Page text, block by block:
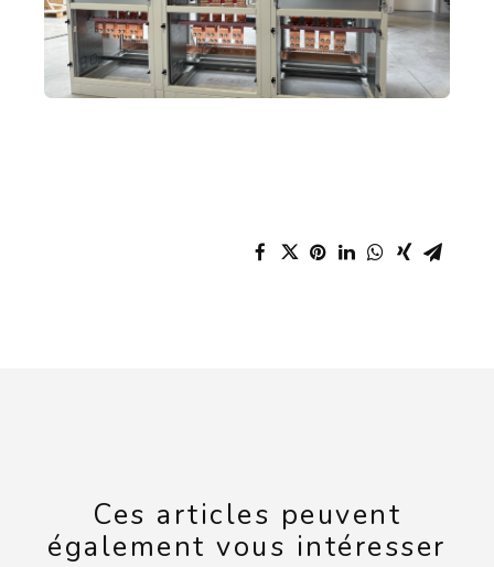
Ces articles peuvent
également vous intéresser